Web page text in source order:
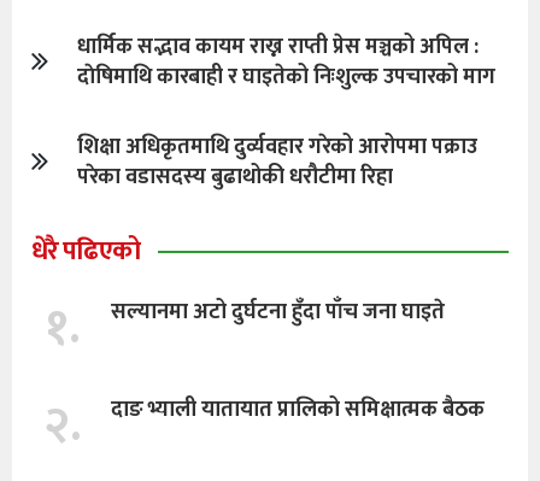
धार्मिक सद्भाव कायम राख्न राप्ती प्रेस मञ्चको अपिल :
दाेषिमाथि कारबाही र घाइतेको निःशुल्क उपचारको माग
शिक्षा अधिकृतमाथि दुर्व्यवहार गरेको आरोपमा पक्राउ
परेका वडासदस्य बुढाथोकी धरौटीमा रिहा
धेरै पढिएको
१. सल्यानमा अटो दुर्घटना हुँदा पाँच जना घाइते
२. दाङ भ्याली यातायात प्रालिको समिक्षात्मक बैठक